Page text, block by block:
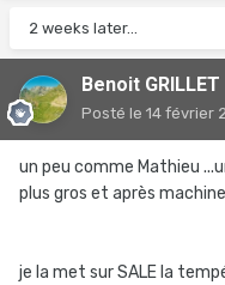
2 weeks later...
Benoit GRILLET
Posté le 14 février
un peu comme Mathieu
plus gros et après
je la met sur SALE la